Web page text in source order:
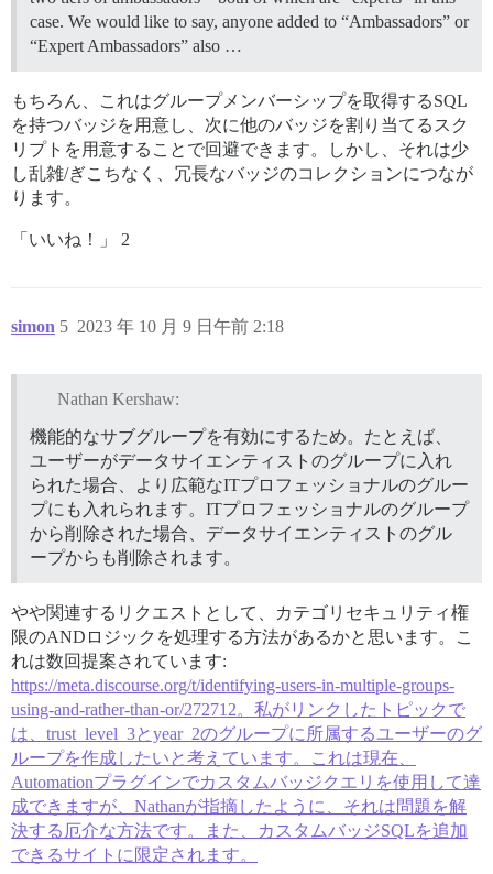
case. We would like to say, anyone added to “Ambassadors” or
“Expert Ambassadors” also …
もちろん、これはグループメンバーシップを取得するSQL
を持つバッジを用意し、次に他のバッジを割り当てるスク
リプトを用意することで回避できます。しかし、それは少
し乱雑/ぎこちなく、冗長なバッジのコレクションにつなが
ります。
「いいね！」 2
simon 2023 年 10 月 9 日午前 2:18
5
Nathan Kershaw:
機能的なサブグループを有効にするため。たとえば、
ユーザーがデータサイエンティストのグループに入れ
られた場合、より広範なITプロフェッショナルのグルー
プにも入れられます。ITプロフェッショナルのグループ
から削除された場合、データサイエンティストのグル
ープからも削除されます。
やや関連するリクエストとして、カテゴリセキュリティ権
限のANDロジックを処理する方法があるかと思います。こ
れは数回提案されています:
https://meta.discourse.org/t/identifying-users-in-multiple-groups-
using-and-rather-than-or/272712。私がリンクしたトピックで
は、trust_level_3とyear_2のグループに所属するユーザーのグ
ループを作成したいと考えています。これは現在、
Automationプラグインでカスタムバッジクエリを使用して達
成できますが、Nathanが指摘したように、それは問題を解
決する厄介な方法です。また、カスタムバッジSQLを追加
できるサイトに限定されます。